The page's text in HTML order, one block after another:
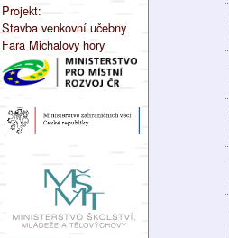
Projekt:
Stavba venkovní učebny
Fara Michalovy hory